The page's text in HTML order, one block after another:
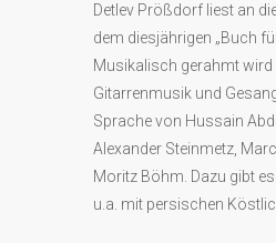
Detlev Prößdorf liest an
dem diesjährigen „Buch
Musikalisch gerahmt wird
Gitarrenmusik und
Sprache von Hussain
Alexander Steinmetz,
Moritz Böhm. Dazu gibt
u.a. mit persischen